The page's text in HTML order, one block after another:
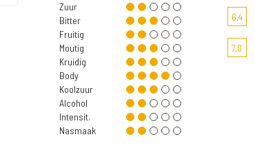
Zuur
Bitter
Fruitig
Moutig
Kruidig
Body
Koolzuur
Alcohol
Intensit.
Nasmaak
6,4
7,0